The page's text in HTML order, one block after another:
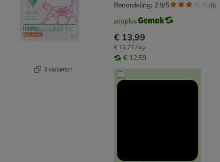
3 varianten
€ 13,99
€ 13,72 / kg
€ 12,59
Beoordeling: 2.9/5 (8)